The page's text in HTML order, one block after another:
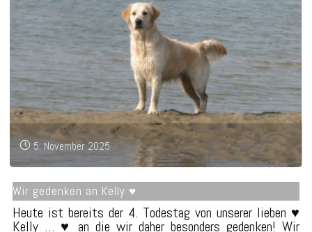
5. November 2025
Wir gedenken an Kelly ♥
Heute ist bereits der 4. Todestag von unserer lieben ♥
Kelly … ♥ an die wir daher besonders gedenken! Wir